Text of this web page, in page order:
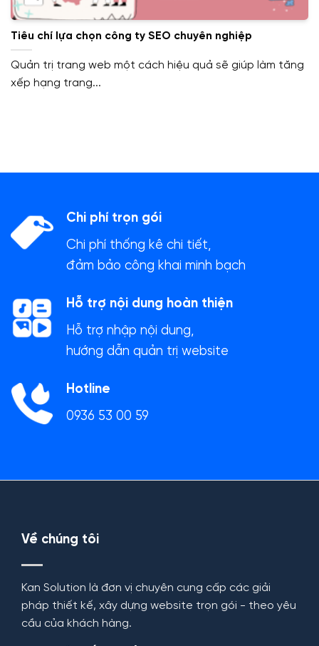
Tiêu chí lựa chọn công ty SEO chuyên nghiệp
Quản trị trang web một cách hiệu quả sẽ giúp làm tăng
xếp hạng trang...
Chi phí trọn gói
Chi phí thống kê chi tiết,
đảm bảo công khai minh bạch
Hỗ trợ nội dung hoàn thiện
Hỗ trợ nhập nội dung,
hướng dẫn quản trị website
Hotline
0936 53 00 59
Về chúng tôi
Kan Solution là đơn vị chuyên cung cấp các giải
pháp thiết kế, xây dựng website trọn gói - theo yêu
cầu của khách hàng.